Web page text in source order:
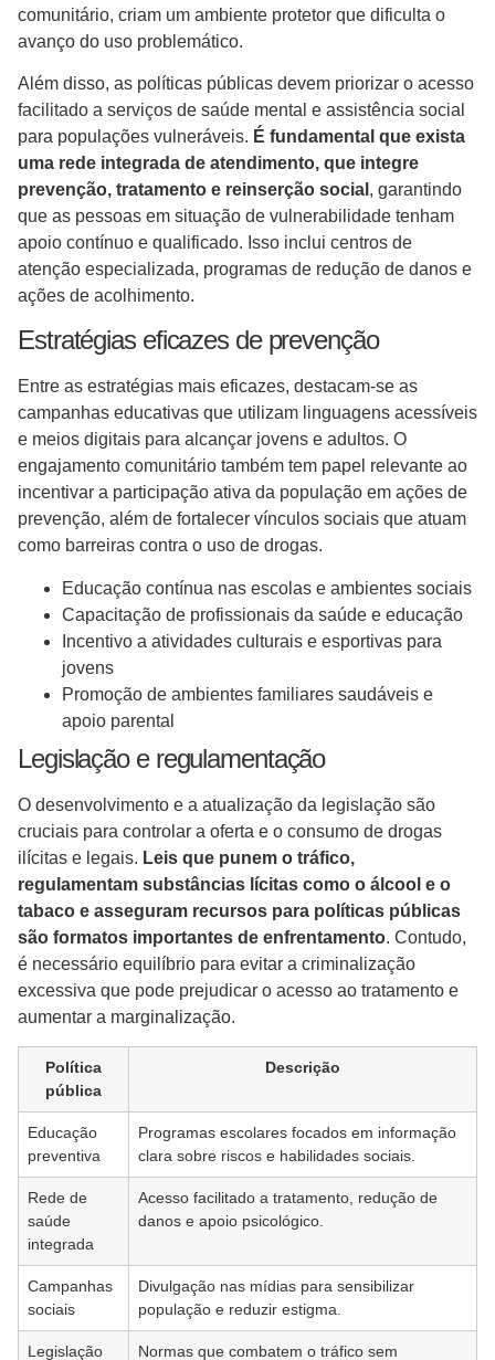
comunitário, criam um ambiente protetor que dificulta o
avanço do uso problemático.
Além disso, as políticas públicas devem priorizar o acesso
facilitado a serviços de saúde mental e assistência social
para populações vulneráveis. É fundamental que exista
uma rede integrada de atendimento, que integre
prevenção, tratamento e reinserção social , garantindo
que as pessoas em situação de vulnerabilidade tenham
apoio contínuo e qualificado. Isso inclui centros de
atenção especializada, programas de redução de danos e
ações de acolhimento.
Estratégias eficazes de prevenção
Entre as estratégias mais eficazes, destacam-se as
campanhas educativas que utilizam linguagens acessíveis
e meios digitais para alcançar jovens e adultos. O
engajamento comunitário também tem papel relevante ao
incentivar a participação ativa da população em ações de
prevenção, além de fortalecer vínculos sociais que atuam
como barreiras contra o uso de drogas.
Educação contínua nas escolas e ambientes sociais
Capacitação de profissionais da saúde e educação
Incentivo a atividades culturais e esportivas para
jovens
Promoção de ambientes familiares saudáveis e
apoio parental
Legislação e regulamentação
O desenvolvimento e a atualização da legislação são
cruciais para controlar a oferta e o consumo de drogas
ilícitas e legais. Leis que punem o tráfico,
regulamentam substâncias lícitas como o álcool e o
tabaco e asseguram recursos para políticas públicas
são formatos importantes de enfrentamento. Contudo,
é necessário equilíbrio para evitar a criminalização
excessiva que pode prejudicar o acesso ao tratamento e
aumentar a marginalização.
Política
pública
Descrição
Educação
preventiva
Programas escolares focados em informação
clara sobre riscos e habilidades sociais.
Rede de
saúde
integrada
Acesso facilitado a tratamento, redução de
danos e apoio psicológico.
Campanhas
sociais
Divulgação nas mídias para sensibilizar
população e reduzir estigma.
Legislação Normas que combatem o tráfico sem